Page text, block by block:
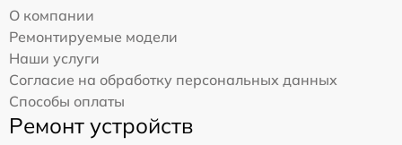
О компании
Ремонтируемые модели
Наши услуги
Согласие на обработку персональных данных
Способы оплаты
Ремонт устройств